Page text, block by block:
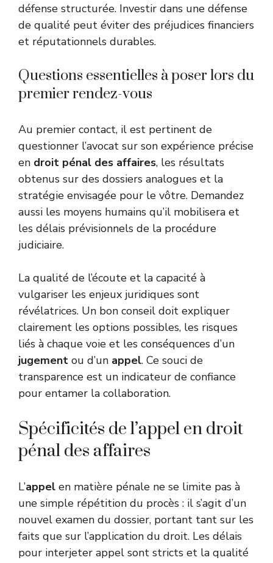
défense structurée. Investir dans une défense
de qualité peut éviter des préjudices financiers
et réputationnels durables.
Questions essentielles à poser lors du
premier rendez-vous
Au premier contact, il est pertinent de
questionner l’avocat sur son expérience précise
en droit pénal des affaires, les résultats
obtenus sur des dossiers analogues et la
stratégie envisagée pour le vôtre. Demandez
aussi les moyens humains qu’il mobilisera et
les délais prévisionnels de la procédure
judiciaire.
La qualité de l’écoute et la capacité à
vulgariser les enjeux juridiques sont
révélatrices. Un bon conseil doit expliquer
clairement les options possibles, les risques
liés à chaque voie et les conséquences d’un
jugement ou d’un appel. Ce souci de
transparence est un indicateur de confiance
pour entamer la collaboration.
Spécificités de l’appel en droit
pénal des affaires
L’appel en matière pénale ne se limite pas à
une simple répétition du procès : il s’agit d’un
nouvel examen du dossier, portant tant sur les
faits que sur l’application du droit. Les délais
pour interjeter appel sont stricts et la qualité